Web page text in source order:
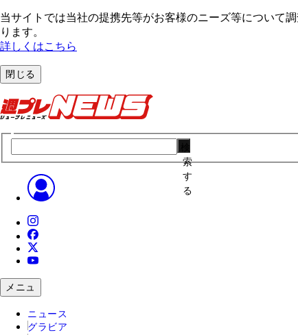
当サイトでは当社の提携先等がお客様のニーズ等について
ります。
詳しくはこちら
閉じる
索
す
る
メニュ
ニュース
グラビア